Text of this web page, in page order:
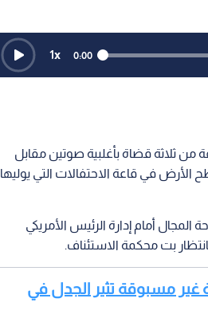
0:00
1x
من ثلاثة قضاة بأغلبية صوتين مقابل
في قاعة الاحتفالات التي يوليها
أمام إدارة الرئيس الأمريكي
بت محكمة الاستئناف.
غير مسبوقة تثير الجدل في